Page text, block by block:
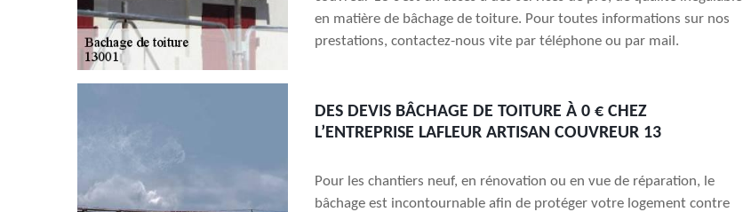
en matière de bâchage de toiture. Pour toutes informations sur nos
prestations, contactez-nous vite par téléphone ou par mail.
DES DEVIS BÂCHAGE DE TOITURE À 0 € CHEZ
L’ENTREPRISE LAFLEUR ARTISAN COUVREUR 13
Pour les chantiers neuf, en rénovation ou en vue de réparation, le
bâchage est incontournable afin de protéger votre logement contre